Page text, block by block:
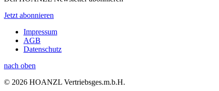
Jetzt abonnieren
Impressum
AGB
Datenschutz
nach oben
© 2026 HOANZL Vertriebsges.m.b.H.